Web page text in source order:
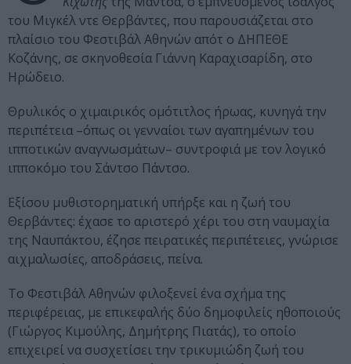
του Μιγκέλ ντε Θερβάντες, που παρουσιάζεται στο
πλαίσιο του Φεστιβάλ Αθηνών απότ ο ΔΗΠΕΘΕ
Κοζάνης, σε σκηνοθεσία Γιάννη Καραχισαρίδη, στο
Ηρώδειο.
Θρυλικός ο χιμαιρικός ομότιτλος ήρωας, κυνηγά την
περιπέτεια –όπως οι γενναίοι των αγαπημένων του
ιπποτικών αναγνωσμάτων– συντροφιά με τον λογικό
ιπποκόμο του Σάντσο Πάντσο.
Εξίσου μυθιστορηματική υπήρξε και η ζωή του
Θερβάντες: έχασε το αριστερό χέρι του στη ναυμαχία
της Ναυπάκτου, έζησε πειρατικές περιπέτειες, γνώρισε
αιχμαλωσίες, αποδράσεις, πείνα.
Το Φεστιβάλ Αθηνών φιλοξενεί ένα σχήμα της
περιφέρειας, με επικεφαλής δύο δημοφιλείς ηθοποιούς
(Γιώργος Κιμούλης, Δημήτρης Πιατάς), το οποίο
επιχειρεί να συσχετίσει την τρικυμιώδη ζωή του